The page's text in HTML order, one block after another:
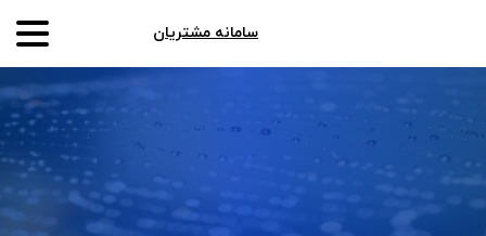
سامانه مشتریان